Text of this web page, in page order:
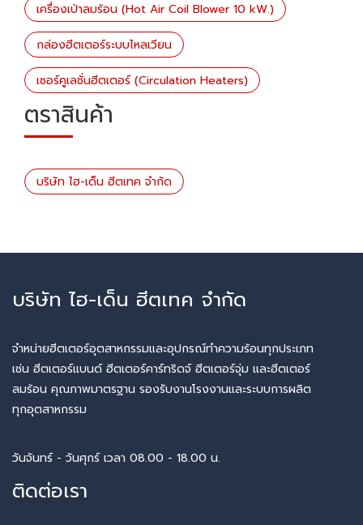
เครื่องเป่าลมร้อน (Hot Air Coil Blower 10 kW.)
กล่องฮีตเตอร์ระบบไหลเวียน
เซอร์คูเลชั่นฮีตเตอร์ (Circulation Heaters)
ตราสินค้า
บริษัท ไฮ-เด็น ฮีตเทค จำกัด
บริษัท ไฮ-เด็น ฮีตเทค จำกัด
จำหน่ายฮีตเตอร์อุตสาหกรรมและอุปกรณ์ทำความร้อนทุกประเภท
เช่น ฮีตเตอร์แบนด์ ฮีตเตอร์คาร์ทริดจ์ ฮีตเตอร์จุ่ม และฮีตเตอร์
ลมร้อน คุณภาพมาตรฐาน รองรับงานโรงงานและระบบการผลิต
ทุกอุตสาหกรรม
วันจันทร์ - วันศุกร์ เวลา 08.00 - 18.00 น.
ติดต่อเรา